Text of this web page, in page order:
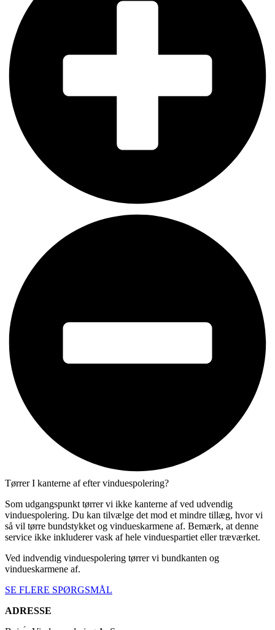
Tørrer I kanterne af efter vinduespolering?
Som udgangspunkt tørrer vi ikke kanterne af ved udvendig
vinduespolering. Du kan tilvælge det mod et mindre tillæg, hvor vi
så vil tørre bundstykket og vindueskarmene af. Bemærk, at denne
service ikke inkluderer vask af hele vinduespartiet eller træværket.
Ved indvendig vinduespolering tørrer vi bundkanten og
vindueskarmene af.
SE FLERE SPØRGSMÅL
ADRESSE